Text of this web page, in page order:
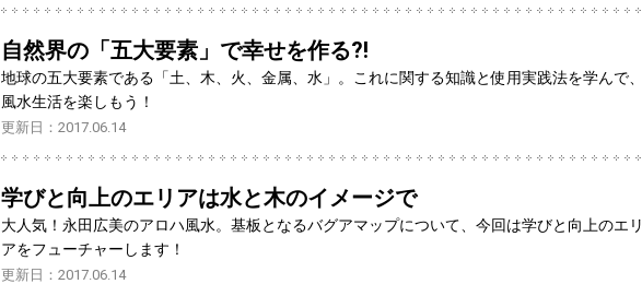
自然界の「五大要素」で幸せを作る?!
地球の五大要素である「土、木、火、金属、水」。これに関する知識と使用実践法を学んで、
風水生活を楽しもう！
更新日：2017.06.14
学びと向上のエリアは水と木のイメージで
大人気！永田広美のアロハ風水。基板となるバグアマップについて、今回は学びと向上のエリ
アをフューチャーします！
更新日：2017.06.14